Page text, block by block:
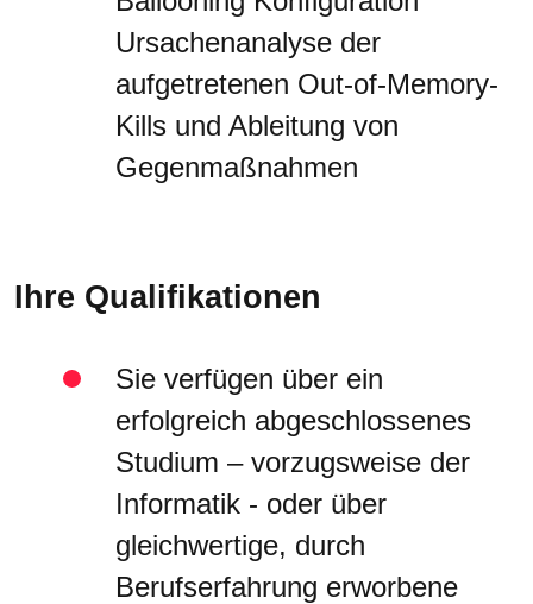
Ursachenanalyse der
aufgetretenen Out-of-Memory-
Kills und Ableitung von
Gegenmaßnahmen
Ihre Qualifikationen
Sie verfügen über ein
erfolgreich abgeschlossenes
Studium – vorzugsweise der
Informatik - oder über
gleichwertige, durch
Berufserfahrung erworbene